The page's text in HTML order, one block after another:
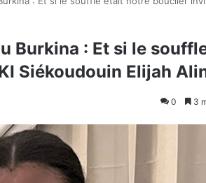
Burkina : Et si le
Siékoudouin Elijah
0 3